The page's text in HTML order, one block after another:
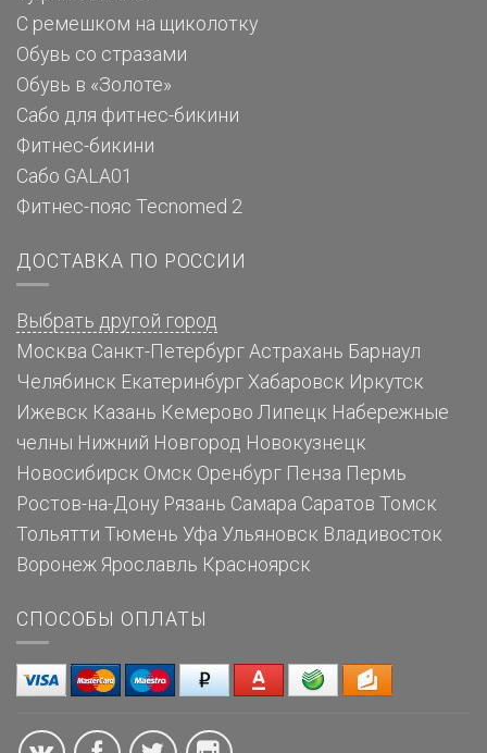
С ремешком на щиколотку
Обувь со стразами
Обувь в «Золоте»
Сабо для фитнес-бикини
Фитнес-бикини
Сабо GALA01
Фитнес-пояс Tecnomed 2
ДОСТАВКА ПО РОССИИ
Выбрать другой город
Москва Санкт-Петербург Астрахань Барнаул
Челябинск Екатеринбург Хабаровск Иркутск
Ижевск Казань Кемерово Липецк Набережные
челны Нижний Новгород Новокузнецк
Новосибирск Омск Оренбург Пенза Пермь
Ростов-на-Дону Рязань Самара Саратов Томск
Тольятти Тюмень Уфа Ульяновск Владивосток
Воронеж Ярославль Красноярск
СПОСОБЫ ОПЛАТЫ